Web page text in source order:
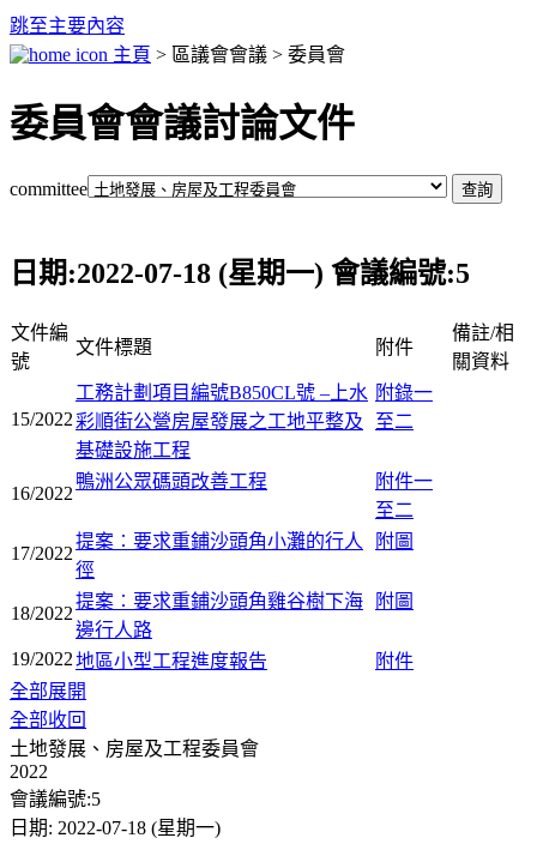
跳至主要內容
主頁 > 區議會會議 > 委員會
委員會會議討論文件
committee
日期:2022-07-18 (星期一) 會議編號:5
文件編
號
文件標題 附件
備註/相
關資料
15/2022
工務計劃項目編號B850CL號 –上水
彩順街公營房屋發展之工地平整及
基礎設施工程
附錄一
至二
16/2022
鴨洲公眾碼頭改善工程
附件一
至二
17/2022
提案︰要求重鋪沙頭角小灘的行人
徑
附圖
18/2022
提案︰要求重鋪沙頭角雞谷樹下海
邊行人路
附圖
19/2022地區小型工程進度報告
附件
全部展開
全部收回
土地發展、房屋及工程委員會
2022
會議編號:5
日期: 2022-07-18 (星期一)